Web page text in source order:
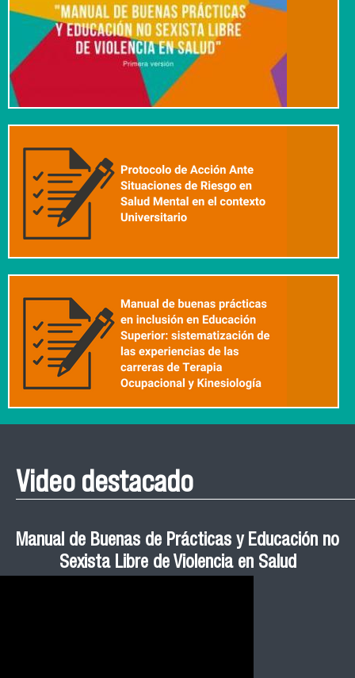
Video destacado
Manual de Buenas de Prácticas y Educación no
Sexista Libre de Violencia en Salud
Roberto Vera invita a la III Jornada de Neurociencia
e Inteligencia Artificial 2025
Jornadas puertas abiertas CESIC
Ceremonia de Graduación Magíster en Salud
Pública cohortes años 2021, 2022 y 2023 FACIMED
Esteban Aedo: “El uso de tecnología en el deporte
tiene directa relación con la inversión económica”